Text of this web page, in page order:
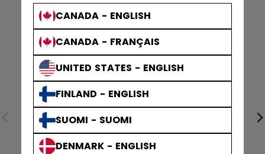
CANADA - ENGLISH
CANADA - FRANÇAIS
UNITED STATES - ENGLISH
FINLAND - ENGLISH
SUOMI - SUOMI
DENMARK - ENGLISH